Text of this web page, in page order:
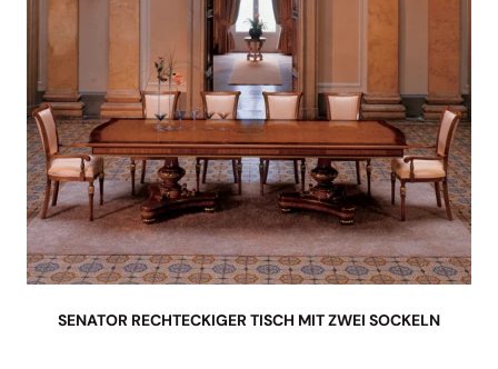
SENATOR RECHTECKIGER TISCH MIT ZWEI SOCKELN